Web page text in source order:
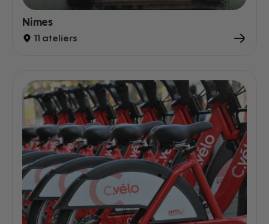
Nimes
11 ateliers